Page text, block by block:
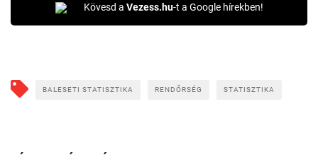
Kövesd a Vezess.hu-t a Google hírekben!
BALESETI STATISZTIKA RENDŐRSÉG STATISZTIKA